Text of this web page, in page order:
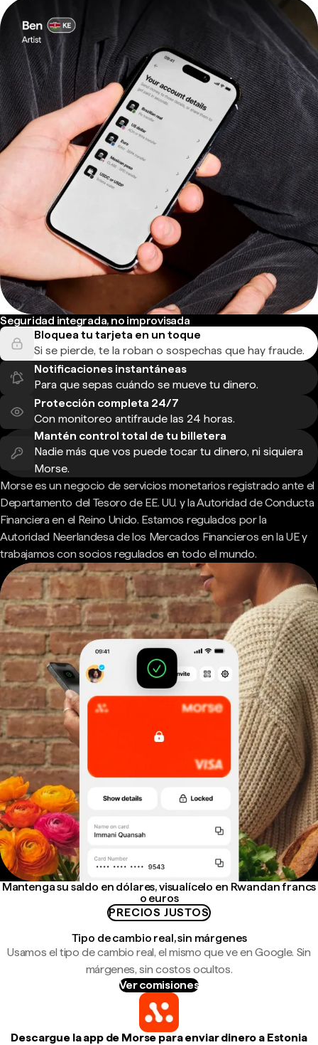
Seguridad integrada, no improvisada
Bloquea tu tarjeta en un toque
Si se pierde, te la roban o sospechas que hay fraude.
Notificaciones instantáneas
Para que sepas cuándo se mueve tu dinero.
Protección completa 24/7
Con monitoreo antifraude las 24 horas.
Mantén control total de tu billetera
Nadie más que vos puede tocar tu dinero, ni siquiera
Morse.
Morse es un negocio de servicios monetarios registrado ante el
Departamento del Tesoro de EE. UU. y la Autoridad de Conducta
Financiera en el Reino Unido. Estamos regulados por la
Autoridad Neerlandesa de los Mercados Financieros en la UE y
trabajamos con socios regulados en todo el mundo.
Mantenga su saldo en dólares, visualícelo en Rwandan francs
o euros
PRECIOS JUSTOS
Tipo de cambio real, sin márgenes
Usamos el tipo de cambio real, el mismo que ve en Google. Sin
márgenes, sin costos ocultos.
Ver comisiones
Descargue la app de Morse para enviar dinero a Estonia